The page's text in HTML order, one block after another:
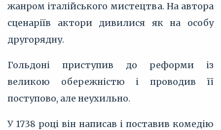
жанром італійського мистецтва. На автора
сценаріїв актори дивилися як на особу
другорядну.
Гольдоні приступив до реформи із
великою обережністю і проводив її
поступово, але неухильно.
У 1738 році він написав і поставив комедію